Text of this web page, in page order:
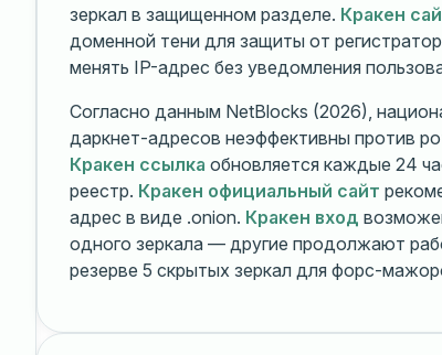
зеркал в защищенном разделе. Кракен
доменной тени для защиты от
менять IP-адрес без уведомления
Согласно данным NetBlocks (2026),
даркнет-адресов неэффективны против
Кракен ссылка обновляется каждые 24
реестр. Кракен официальный сайт
адрес в виде .onion. Кракен вход
одного зеркала — другие продолжают
резерве 5 скрытых зеркал для форс-